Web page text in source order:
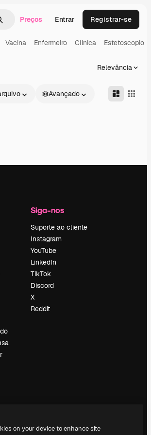
por imagem
Preços Entrar Registrar-se
Vacina Enfermeiro Clinica Estetoscopio
Relevância
Avançado
Siga-nos
Suporte ao cliente
Instagram
YouTube
LinkedIn
TikTok
Discord
X
Reddit
on your device to enhance site